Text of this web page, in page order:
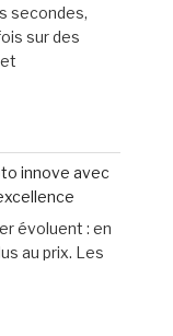
secondes,
sur des
innove avec
évoluent : en
au prix. Les